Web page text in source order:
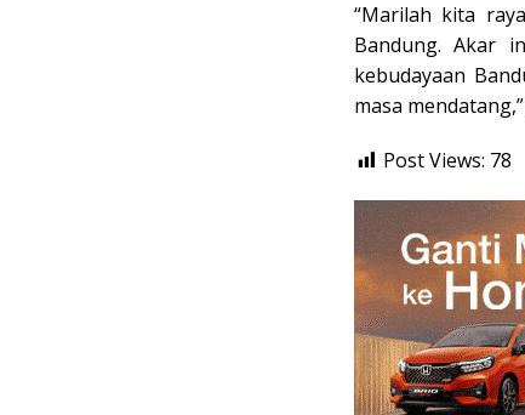
“Marilah kita
Bandung. Akar
kebudayaan
masa
Post Views: 78